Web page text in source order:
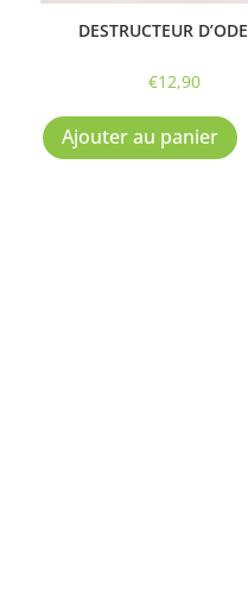
DESTRUCTEUR
€12,90
Ajouter au panier